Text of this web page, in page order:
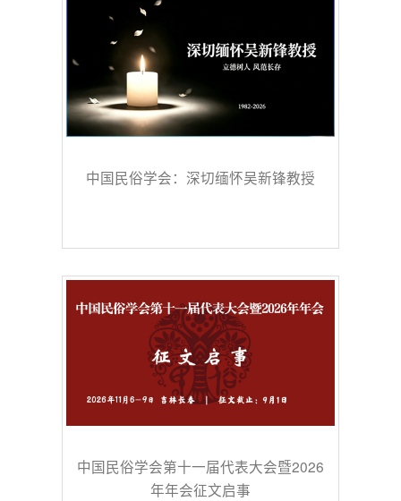
中国民俗学会：深切缅怀吴新锋教授
中国民俗学会第十一届代表大会暨2026
年年会征文启事